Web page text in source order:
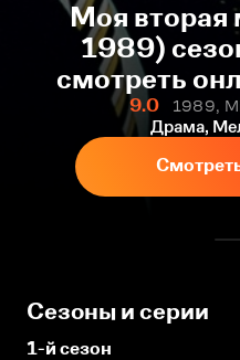
Моя вторая
1989)
смотреть
9.0
1989,
Драма,
Сезоны и серии
1-й сезон